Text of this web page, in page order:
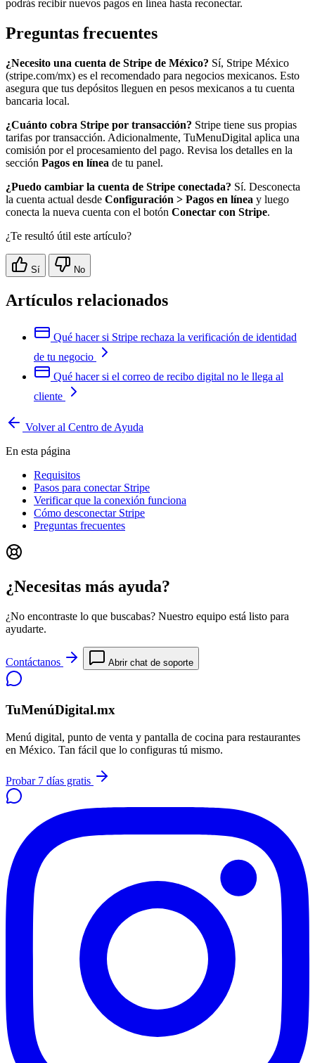
podrás recibir nuevos pagos en línea hasta reconectar.
Preguntas frecuentes
¿Necesito una cuenta de Stripe de México? Sí, Stripe México
(stripe.com/mx) es el recomendado para negocios mexicanos. Esto
asegura que tus depósitos lleguen en pesos mexicanos a tu cuenta
bancaria local.
¿Cuánto cobra Stripe por transacción? Stripe tiene sus propias
tarifas por transacción. Adicionalmente, TuMenuDigital aplica una
comisión por el procesamiento del pago. Revisa los detalles en la
sección Pagos en línea de tu panel.
¿Puedo cambiar la cuenta de Stripe conectada? Sí. Desconecta
la cuenta actual desde Configuración > Pagos en línea y luego
conecta la nueva cuenta con el botón Conectar con Stripe.
¿Te resultó útil este artículo?
Sí No
Artículos relacionados
Qué hacer si Stripe rechaza la verificación de identidad
de tu negocio
Qué hacer si el correo de recibo digital no le llega al
cliente
Volver al Centro de Ayuda
En esta página
Requisitos
Pasos para conectar Stripe
Verificar que la conexión funciona
Cómo desconectar Stripe
Preguntas frecuentes
¿Necesitas más ayuda?
¿No encontraste lo que buscabas? Nuestro equipo está listo para
ayudarte.
Contáctanos Abrir chat de soporte
TuMenúDigital.mx
Menú digital, punto de venta y pantalla de cocina para restaurantes
en México. Tan fácil que lo configuras tú mismo.
Probar 7 días gratis